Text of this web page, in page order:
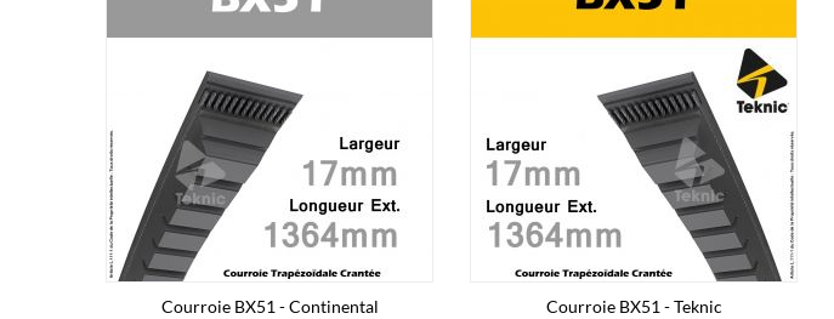
Courroie BX51 - Continental Courroie BX51 - Teknic